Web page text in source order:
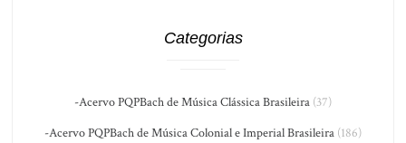
Categorias
-Acervo PQPBach de Música Clássica Brasileira (37)
-Acervo PQPBach de Música Colonial e Imperial Brasileira (186)